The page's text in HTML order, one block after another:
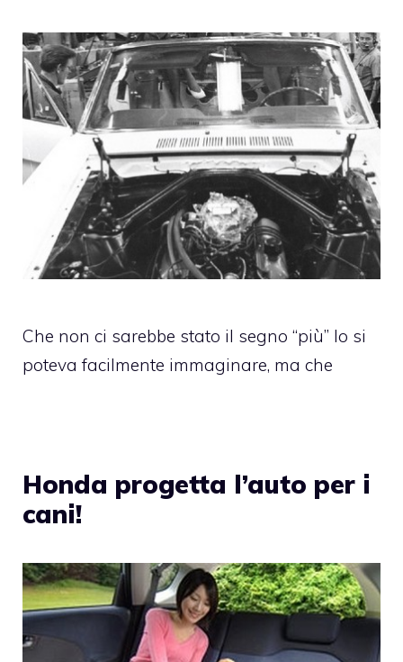
Che non ci sarebbe stato il segno “più” lo si
poteva facilmente immaginare, ma che
Honda progetta l’auto per i
cani!